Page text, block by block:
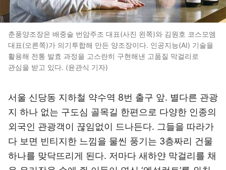
춘풍양조장은 배중술 번암주조 대표(사진 왼쪽)와 김원호 코스모엠
대표(오른쪽)가 의기투합해 만든 양조장이다. 인공지능(AI) 기술을
활용해 전통 발효 과정을 고스란히 구현해낸 고품질 막걸리로
관심을 받고 있다. (윤관식 기자)
서울 신당동 지하철 약수역 8번 출구 앞. 별다른 관광
지 하나 없는 구도심 골목길 한편으로 다양한 인종의
외국인 관광객이 끊임없이 드나든다. 그들을 따라가
다 보면 빈티지한 느낌을 물씬 풍기는 3층짜리 건물
하나를 맞닥뜨리게 된다. 저마다 새하얀 막걸리를 채